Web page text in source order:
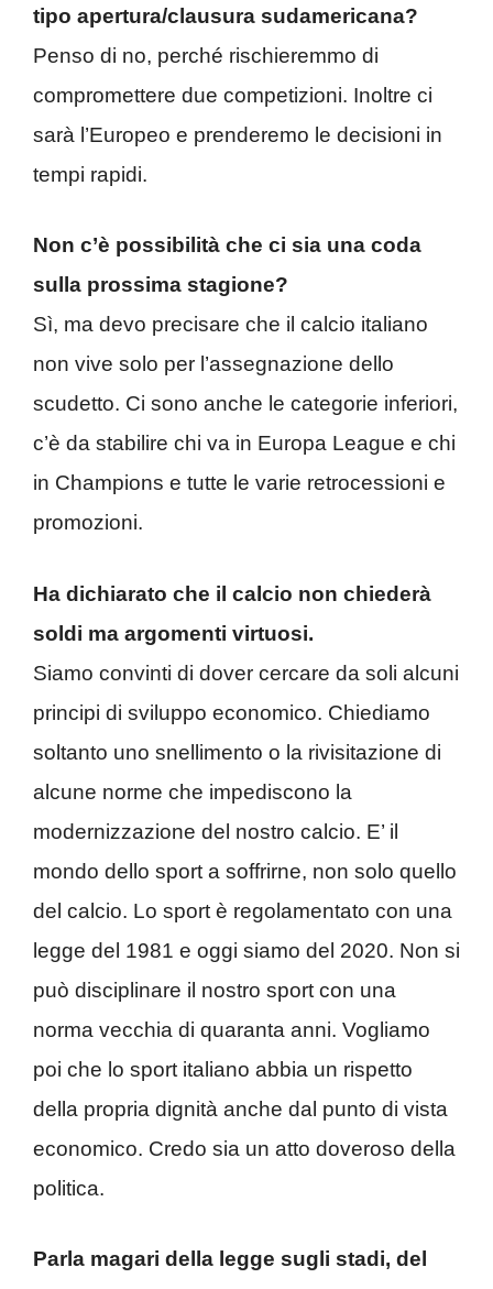
tipo apertura/clausura sudamericana?
Penso di no, perché rischieremmo di
compromettere due competizioni. Inoltre ci
sarà l’Europeo e prenderemo le decisioni in
tempi rapidi.
Non c’è possibilità che ci sia una coda
sulla prossima stagione?
Sì, ma devo precisare che il calcio italiano
non vive solo per l’assegnazione dello
scudetto. Ci sono anche le categorie inferiori,
c’è da stabilire chi va in Europa League e chi
in Champions e tutte le varie retrocessioni e
promozioni.
Ha dichiarato che il calcio non chiederà
soldi ma argomenti virtuosi.
Siamo convinti di dover cercare da soli alcuni
principi di sviluppo economico. Chiediamo
soltanto uno snellimento o la rivisitazione di
alcune norme che impediscono la
modernizzazione del nostro calcio. E’ il
mondo dello sport a soffrirne, non solo quello
del calcio. Lo sport è regolamentato con una
legge del 1981 e oggi siamo del 2020. Non si
può disciplinare il nostro sport con una
norma vecchia di quaranta anni. Vogliamo
poi che lo sport italiano abbia un rispetto
della propria dignità anche dal punto di vista
economico. Credo sia un atto doveroso della
politica.
Parla magari della legge sugli stadi, del